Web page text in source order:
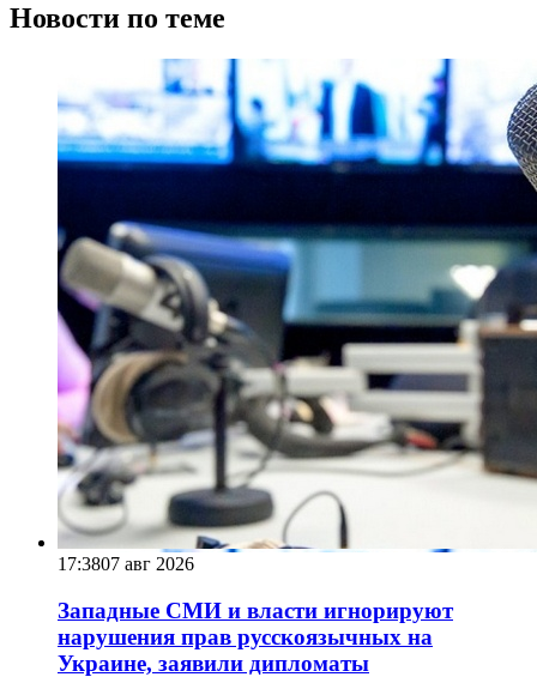
Новости по теме
17:3807 авг 2026
Западные СМИ и власти игнорируют
нарушения прав русскоязычных на
Украине, заявили дипломаты